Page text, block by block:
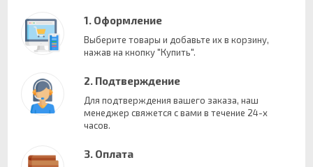
1. Оформление
Выберите товары и добавьте их в корзину,
нажав на кнопку "Купить".
2. Подтверждение
Для подтверждения вашего заказа, наш
менеджер свяжется с вами в течение 24-х
часов.
3. Оплата